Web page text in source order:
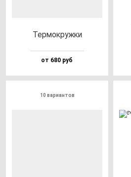
Тер­мок­руж­ки
от 680 руб
10 вариантов